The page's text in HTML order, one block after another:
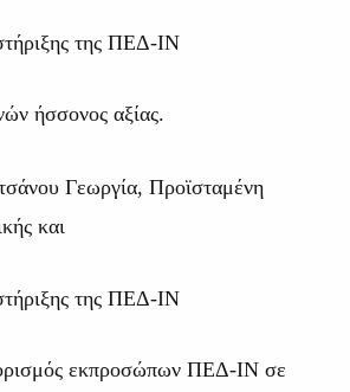
της ΠΕΔ-ΙΝ
ήσσονος αξίας.
Γεωργία, Προϊσταμένη
και
της ΠΕΔ-ΙΝ
εκπροσώπων ΠΕΔ-ΙΝ σε